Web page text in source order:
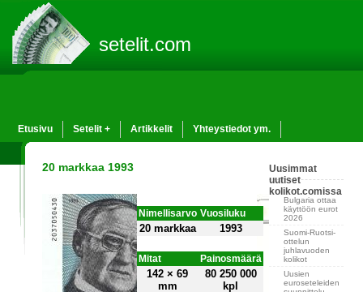
setelit.com
Etusivu Setelit + Artikkelit Yhteystiedot ym.
20 markkaa 1993
Nimellisarvo Vuosiluku
20 markkaa 1993
Mitat Painosmäärä
142 × 69
mm
80 250 000
kpl
Uusimmat
uutiset
kolikot.comissa
Bulgaria ottaa
käyttöön eurot
2026
Suomi-Ruotsi-
ottelun
juhlavuoden
kolikot
Uusien
euroseteleiden